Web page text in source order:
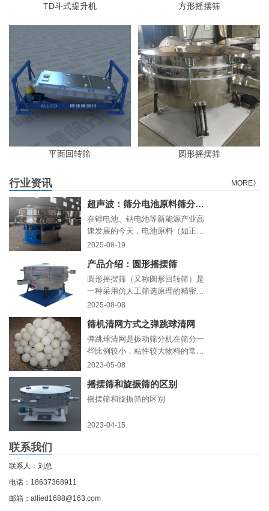
TD斗式提升机 方形摇摆筛
平面回转筛 圆形摇摆筛
行业资讯 MORE》
超声波：筛分电池原料筛分难题的“高精度利器
在锂电池、钠电池等新能源产业高
速发展的今天，电池原料（如正负
极材料、导电剂、隔膜粉末等）的
性能与安全性。传统振动筛分易堵
网、效率低，而超声波旋振筛凭
借“超声+旋振”双动力技术，正成为
电池材料精细化生产的核心设备。
2025-08-19
产品介绍：圆形摇摆筛
圆形摇摆筛（又称圆形回转筛）是
一种采用仿人工筛选原理的精密筛
分设备
2025-08-08
筛机清网方式之弹跳球清网
弹跳球清网是振动筛分机在筛分一
些比例较小，粘性较大物料的常用
的一种清网方式，弹跳球通常位于
上，通常，十公分之内防止5-8个弹
跳球即可。
2023-05-08
摇摆筛和旋振筛的区别
摇摆筛和旋振筛的区别
2023-04-15
联系我们
联系人：刘总
电话：18637368911
邮箱：allied1688@163.com